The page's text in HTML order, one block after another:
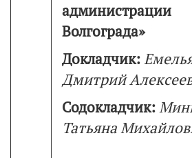
администрации
Волгограда»
Докладчик:
Дмитрий
Содокладчик:
Татьяна